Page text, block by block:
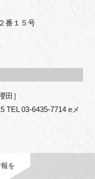
番１５号
田］
TEL 03-6435-7714 eメ
を